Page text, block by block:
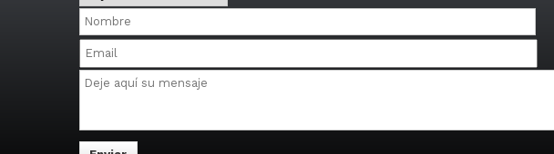
y
Distritos
Nombre
Email
Multiple
may
Mensaje